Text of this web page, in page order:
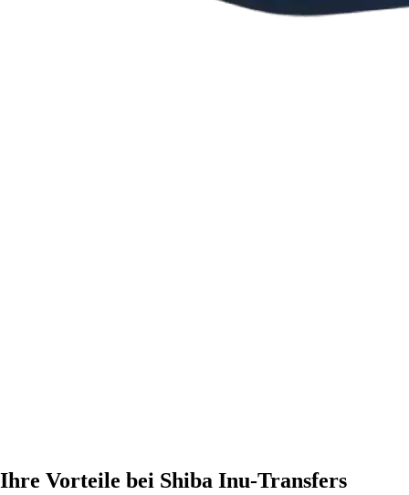
Ihre Vorteile bei Shiba Inu-Transfers